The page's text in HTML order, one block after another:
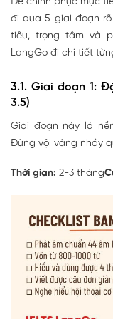
đi qua 5 giai đoạn
tiêu, trọng tâm và
LangGo đi chi tiết
3.1. Giai đoạn 1:
3.5)
Giai đoạn này là
Đừng vội vàng nhảy
Thời gian: 2-3 tháng